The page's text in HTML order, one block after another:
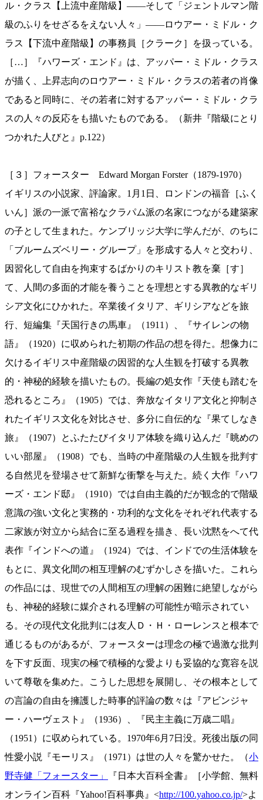
ル・クラス【上流中産階級】——そして「ジェントルマン階
級のふりをせざるをえない人々」——ロウアー・ミドル・ク
ラス【下流中産階級】の事務員［クラーク］を扱っている。
［…］『ハワーズ・エンド』は、アッパー・ミドル・クラス
が描く、上昇志向のロウアー・ミドル・クラスの若者の肖像
であると同時に、その若者に対するアッパー・ミドル・クラ
スの人々の反応をも描いたものである。（新井『階級にとり
つかれた人びと』p.122）
［３］フォースター Edward Morgan Forster（1879-1970）
イギリスの小説家、評論家。1月1日、ロンドンの福音［ふく
いん］派の一派で富裕なクラパム派の名家につながる建築家
の子として生まれた。ケンブリッジ大学に学んだが、のちに
「ブルームズベリー・グループ」を形成する人々と交わり、
因習化して自由を拘束するばかりのキリスト教を棄［す］
て、人間の多面的才能を養うことを理想とする異教的なギリ
シア文化にひかれた。卒業後イタリア、ギリシアなどを旅
行、短編集『天国行きの馬車』（1911）、『サイレンの物
語』（1920）に収められた初期の作品の想を得た。想像力に
欠けるイギリス中産階級の因習的な人生観を打破する異教
的・神秘的経験を描いたもの。長編の処女作『天使も踏むを
恐れるところ』（1905）では、奔放なイタリア文化と抑制さ
れたイギリス文化を対比させ、多分に自伝的な『果てしなき
旅』（1907）とふたたびイタリア体験を織り込んだ『眺めの
いい部屋』（1908）でも、当時の中産階級の人生観を批判す
る自然児を登場させて新鮮な衝撃を与えた。続く大作『ハワ
ーズ・エンド邸』（1910）では自由主義的だが観念的で階級
意識の強い文化と実務的・功利的な文化をそれぞれ代表する
二家族が対立から結合に至る過程を描き、長い沈黙をへて代
表作『インドへの道』（1924）では、インドでの生活体験を
もとに、異文化間の相互理解のむずかしさを描いた。これら
の作品には、現世での人間相互の理解の困難に絶望しながら
も、神秘的経験に媒介される理解の可能性が暗示されてい
る。その現代文化批判には友人Ｄ・Ｈ・ローレンスと根本で
通じるものがあるが、フォースターは理念の極で過激な批判
を下す反面、現実の極で積極的な愛よりも妥協的な寛容を説
いて尊敬を集めた。こうした思想を展開し、その根本として
の言論の自由を擁護した時事的評論の数々は『アビンジャ
ー・ハーヴェスト』（1936）、『民主主義に万歳二唱』
（1951）に収められている。1970年6月7日没。死後出版の同
性愛小説『モーリス』（1971）は世の人々を驚かせた。（小
野寺健「フォースター」
『日本大百科全書』［小学館、無料
オンライン百科『Yahoo!百科事典』<http://100.yahoo.co.jp/>よ